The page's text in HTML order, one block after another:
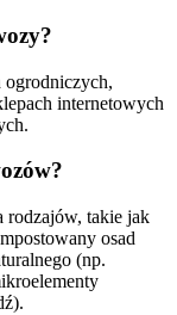
internetowych
rodzajów, takie jak
osad
(np.